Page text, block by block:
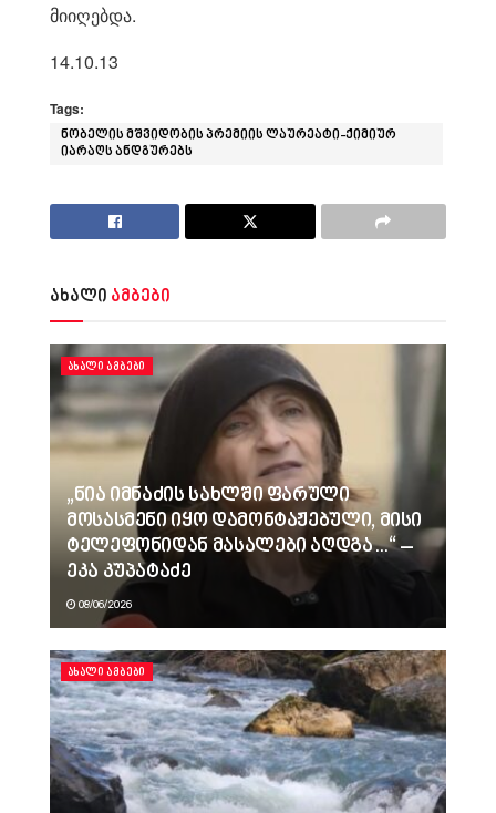
მიიღებდა.
14.10.13
Tags:
ნობელის მშვიდობის პრემიის ლაურეატი-ქიმიურ
იარაღს ანდგურებს
ახალი ამბები
ᲐᲮᲐᲚᲘ ᲐᲛᲑᲔᲑᲘ
„ნია იმნაძის სახლში ფარული
მოსასმენი იყო დამონტაჟებული, მისი
ტელეფონიდან მასალები აღდგა…“ –
ეკა კუპატაძე
08/06/2026
ᲐᲮᲐᲚᲘ ᲐᲛᲑᲔᲑᲘ